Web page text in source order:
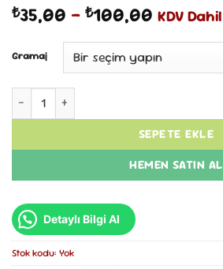
₺35,00 – ₺100,00 Fiyat
₺35,00
-
KDV Dahil
Gramaj
Karbonat adet
SEPETE EKLE
HEMEN SATIN AL
Detaylı Bilgi Al
Stok kodu: Yok